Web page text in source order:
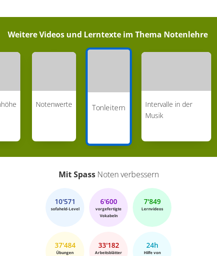
Weitere Videos und Lerntexte im Thema Notenlehre
Notenwerte Tonleitern
Intervalle in der
Musik
Mit SpassNoten verbessern
10'571
sofaheld-Level
6'600
vorgefertigte
Vokabeln
7'849
Lernvideos
37'484
Übungen
33'182
Arbeitsblätter
24h
Hilfe von